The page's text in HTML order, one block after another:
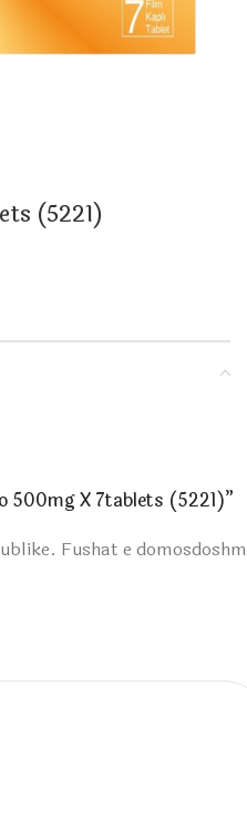
(5221)
500mg X 7tablets (5221)”
Fushat e